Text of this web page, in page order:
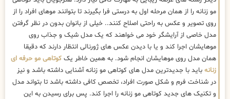
مو زنانه را از همان مرحله اول به درستی فرا بگیرند تا بتوانند موهای افراد را از
روی تصویر و عکس به راحتی اصلاح کنند.. خیلی از بانوان بدون در نظر گرفتن
مدل خاصی از آرایشگر خود می خواهند که یک مدل شیک و جذاب روی
موهایشان اجرا کند و یا با دیدن عکس های ژورنالی انتظار دارند که دقیقا
همان مدل روی موهایشان انجام شود. به همین خاطر یک کوتاهی مو حرفه ای
زنانه باید با جدیدترین مدل های کوتاهی مو زنانه آشنایی داشته باشد و نیز
در شناخت فرم و شکل صورت افراد، تخصص کافی داشته باشد تا بتواند مدل
و تکنیک های جدید کوتاهی مو زنانه را اجرا کند. پس برای رسیدن به این